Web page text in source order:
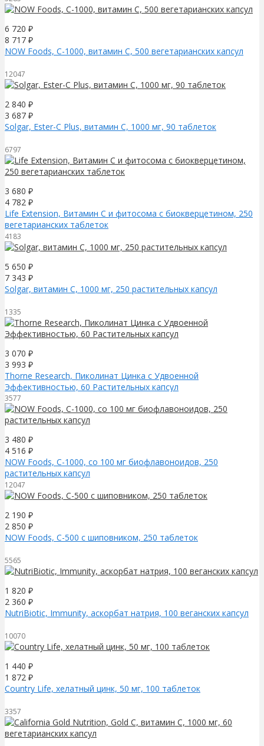
6 720 ₽
8 717 ₽
NOW Foods, C-1000, витамин С, 500 вегетарианских капсул
12047
2 840 ₽
3 687 ₽
Solgar, Ester-C Plus, витамин C, 1000 мг, 90 таблеток
6797
3 680 ₽
4 782 ₽
Life Extension, Витамин С и фитосома с биокверцетином, 250
вегетарианских таблеток
4183
5 650 ₽
7 343 ₽
Solgar, витамин C, 1000 мг, 250 растительных капсул
1335
3 070 ₽
3 993 ₽
Thorne Research, Пиколинат Цинка с Удвоенной
Эффективностью, 60 Растительных капсул
3577
3 480 ₽
4 516 ₽
NOW Foods, C-1000, со 100 мг биофлавоноидов, 250
растительных капсул
12047
2 190 ₽
2 850 ₽
NOW Foods, C-500 с шиповником, 250 таблеток
5565
1 820 ₽
2 360 ₽
NutriBiotic, Immunity, аскорбат натрия, 100 веганских капсул
10070
1 440 ₽
1 872 ₽
Country Life, хелатный цинк, 50 мг, 100 таблеток
3357